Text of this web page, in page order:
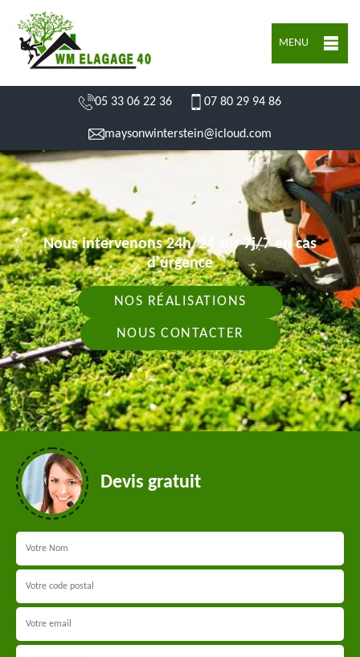
MENU
05 33 06 22 36 07 80 29 94 86
maysonwinterstein@icloud.com
Nous intervenons 24h/24 sur 7j/7 en cas
d'urgence
NOS RÉALISATIONS
NOUS CONTACTER
Devis gratuit